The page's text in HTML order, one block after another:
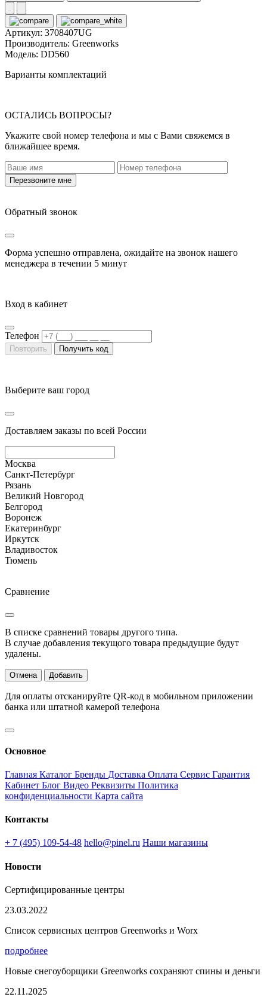
Артикул: 3708407UG
Производитель: Greenworks
Модель: DD560
Варианты комплектаций
ОСТАЛИСЬ ВОПРОСЫ?
Укажите свой номер телефона и мы с Вами свяжемся в
ближайшее время.
Перезвоните мне
Обратный звонок
Форма успешно отправлена, ожидайте на звонок нашего
менеджера в течении 5 минут
Вход в кабинет
Телефон
Повторить Получить код
Выберите ваш город
Доставляем заказы по всей России
Москва
Санкт-Петербург
Рязань
Великий Новгород
Белгород
Воронеж
Екатеринбург
Иркутск
Владивосток
Тюмень
Сравнение
В списке сравнений товары другого типа.
В случае добавления текущого товара предыдущие будут
удалены.
Отмена Добавить
Для оплаты отсканируйте QR-код в мобильном приложении
банка или штатной камерой телефона
Основное
Главная Каталог Бренды Доставка Оплата Сервис Гарантия
Кабинет Блог Видео Реквизиты Политика
конфиденциальности Карта сайта
Контакты
+ 7 (495) 109-54-48 hello@pinel.ru Наши магазины
Новости
Сертифицированные центры
23.03.2022
Список сервисных центров Greenworks и Worx
подробнее
Новые снегоуборщики Greenworks сохраняют спины и деньги
22.11.2025